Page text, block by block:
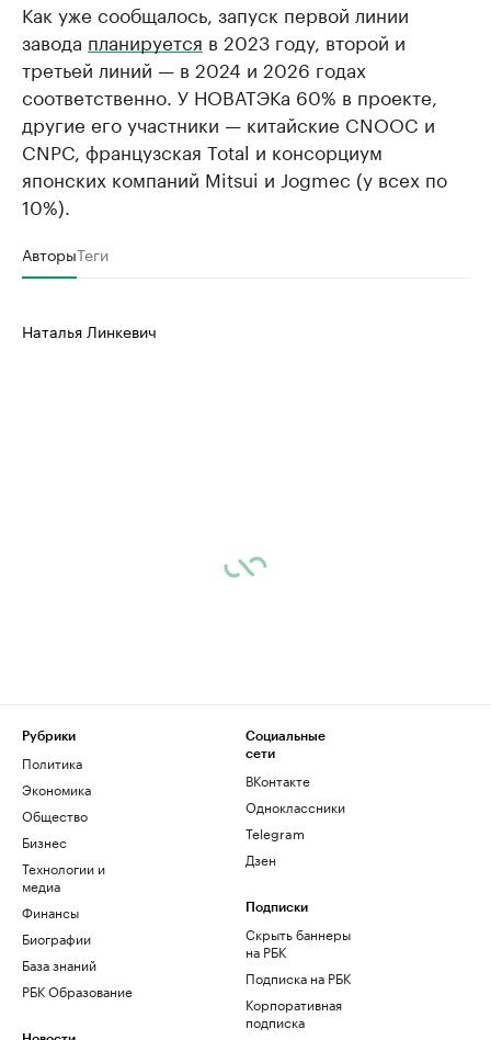
Как уже сообщалось, запуск первой линии
завода планируется в 2023 году, второй и
третьей линий — в 2024 и 2026 годах
соответственно. У НОВАТЭКа 60% в проекте,
другие его участники — китайские CNOOC и
CNPC, французская Total и консорциум
японских компаний Mitsui и Jogmec (у всех по
10%).
АвторыТеги
Наталья Линкевич
Рубрики
Политика
Экономика
Общество
Бизнес
Технологии и
медиа
Финансы
Биографии
База знаний
РБК Образование
Социальные
сети
ВКонтакте
Одноклассники
Telegram
Дзен
Подписки
Скрыть баннеры
на РБК
Подписка на РБК
Корпоративная
подписка